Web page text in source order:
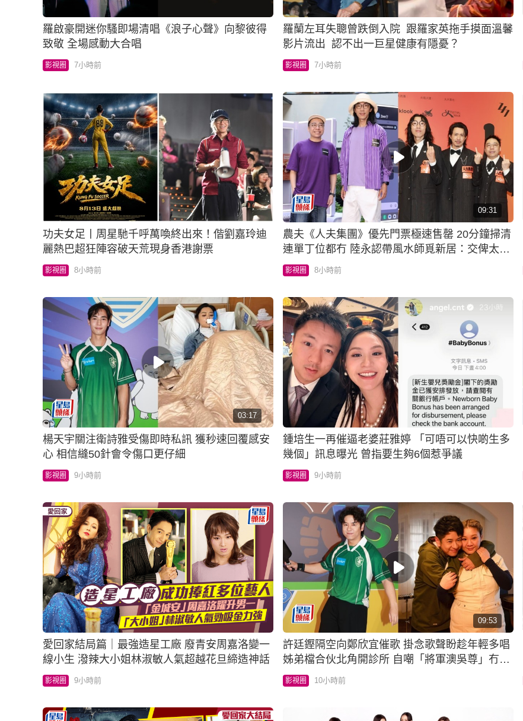
羅啟豪開迷你騷即場清唱《浪子心聲》向黎彼得
致敬 全場感動大合唱
影視圈 7小時前
羅蘭左耳失聰曾跌倒入院 跟羅家英拖手摸面溫馨
影片流出 認不出一巨星健康有隱憂？
影視圈 7小時前
功夫女足丨周星馳千呼萬喚終出來！偕劉嘉玲迪
麗熱巴超狂陣容破天荒現身香港謝票
影視圈 8小時前
09:31
農夫《人夫集團》優先門票極速售罄 20分鐘掃清
連單丁位都冇 陸永認帶風水師覓新居：交俾太太
搞
影視圈 8小時前
03:17
楊天宇關注衛詩雅受傷即時私訊 獲秒速回覆感安
心 相信縫50針會令傷口更仔細
影視圈 9小時前
鍾培生一再催逼老婆莊雅婷 「可唔可以快啲生多
幾個」訊息曝光 曾指要生夠6個惹爭議
影視圈 9小時前
愛回家結局篇｜最強造星工廠 廢青安周嘉洛變一
線小生 潑辣大小姐林淑敏人氣超越花旦締造神話
影視圈 9小時前
09:53
許廷鏗隔空向鄭欣宜催歌 掛念歌聲盼趁年輕多唱
姊弟檔合伙北角開診所 自嘲「將軍澳吳尊」冇用
藝名
影視圈 10小時前